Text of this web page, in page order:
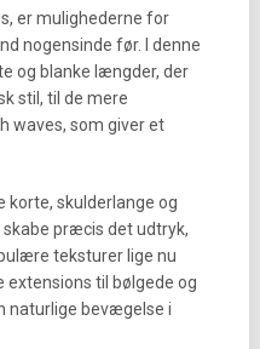
er mulighederne for
nogensinde før. I denne
og blanke længder, der
stil, til de mere
waves, som giver et
korte, skulderlange og
præcis det udtryk,
teksturer lige nu
til bølgede og
naturlige bevægelse i